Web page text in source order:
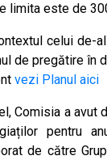
limita este de
celui de-
de pregătire în
vezi Planul aici
Comisia a avut
pentru
de către